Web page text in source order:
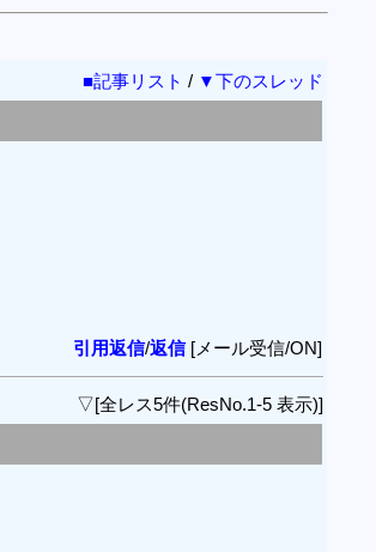
■記事リスト / ▼下のスレッド
引用返信/返信[メール受信/ON]
▽[全レス5件(ResNo.1-5 表示)]